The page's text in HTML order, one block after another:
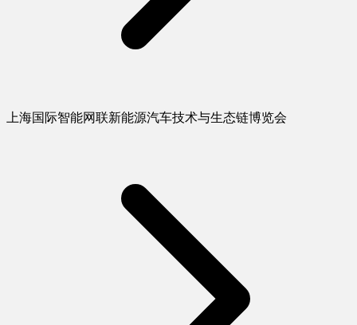
上海国际智能网联新能源汽车技术与生态链博览会